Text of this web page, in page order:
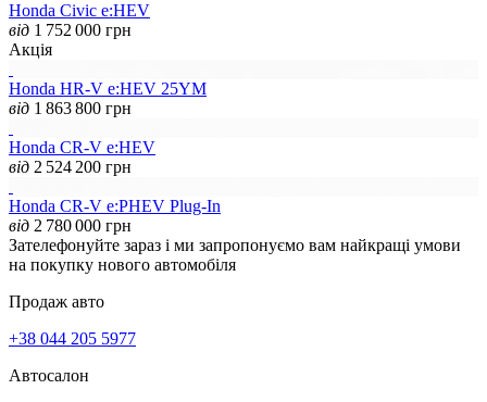
Honda Civic e:HEV
від 1 752 000 грн
Акція
Honda HR-V e:HEV 25YM
від 1 863 800 грн
Honda CR-V e:HEV
від 2 524 200 грн
Honda CR-V e:PHEV Plug-In
від 2 780 000 грн
Зателефонуйте зараз і ми запропонуємо вам найкращі умови
на покупку нового автомобіля
Продаж авто
+38 044 205 5977
Автосалон